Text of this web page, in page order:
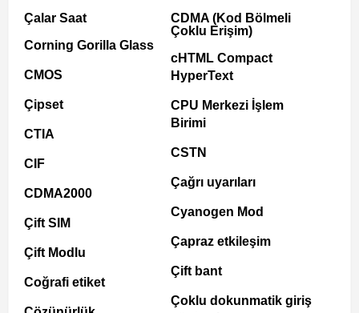
Çalar Saat
Corning Gorilla Glass
CMOS
Çipset
CTIA
CIF
CDMA2000
Çift SIM
Çift Modlu
Coğrafi etiket
CDMA (Kod Bölmeli
Çoklu Erişim)
cHTML Compact
HyperText
CPU Merkezi İşlem
Birimi
CSTN
Çağrı uyarıları
Cyanogen Mod
Çapraz etkileşim
Çift bant
Çoklu dokunmatik giriş